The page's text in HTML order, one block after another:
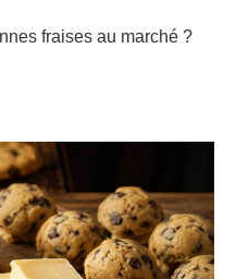
fraises au marché ?